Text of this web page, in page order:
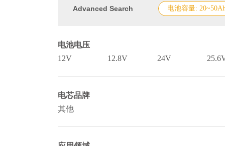
Advanced Search 电池容量:
电池电压
12V
12.8V 24V
电芯品牌
其他